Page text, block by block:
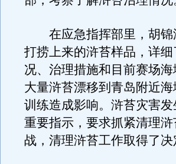
在应急指挥部里，胡锦
打捞上来的浒苔样品，详
况、治理措施和目前赛场
大量浒苔漂移到青岛附近
训练造成影响。浒苔灾害
重要指示，要求抓紧清理
战，清理浒苔工作取得了决